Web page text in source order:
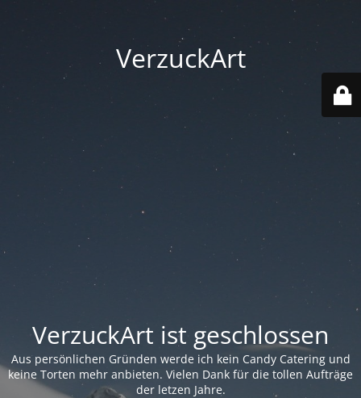
VerzuckArt
VerzuckArt ist geschlossen
Aus persönlichen Gründen werde ich kein Candy Catering und
keine Torten mehr anbieten. Vielen Dank für die tollen Aufträge
der letzen Jahre.